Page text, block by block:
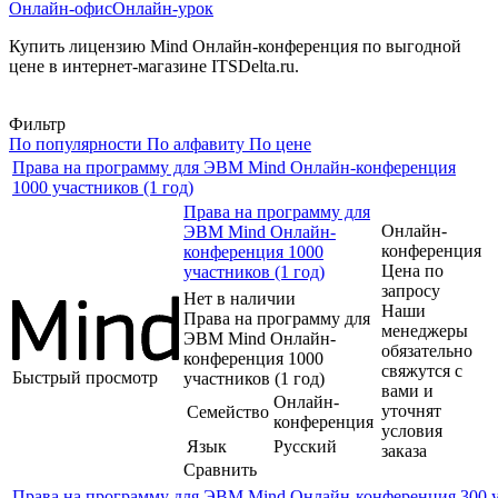
Онлайн-офисОнлайн-урок
Купить лицензию Mind Онлайн-конференция по выгодной
цене в интернет-магазине ITSDelta.ru.
Фильтр
По популярности По алфавиту По цене
Права на программу для ЭВМ Mind Онлайн-конференция
1000 участников (1 год)
Быстрый просмотр
Права на программу для
ЭВМ Mind Онлайн-
конференция 1000
участников (1 год)
Нет в наличии
Права на программу для
ЭВМ Mind Онлайн-
конференция 1000
участников (1 год)
Семейство
Онлайн-
конференция
Язык
Русский
Сравнить
Онлайн-
конференция
Цена по
запросу
Наши
менеджеры
обязательно
свяжутся с
вами и
уточнят
условия
заказа